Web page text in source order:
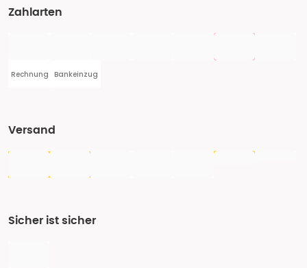
Zahlarten
Rechnung Bankeinzug
Versand
Sicher ist sicher